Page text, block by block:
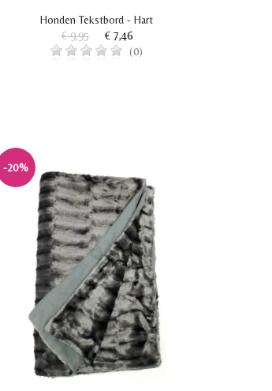
Honden Tekstbord - Hart
€ 9,95
€ 7,46
(0)
-20%